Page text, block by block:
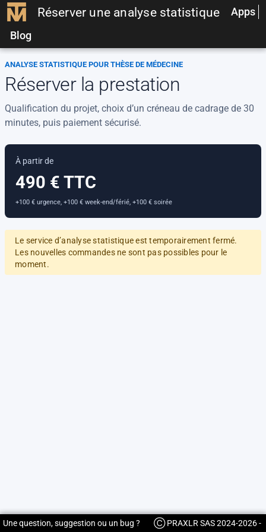
Réserver une analyse statistique
Apps
Blog
ANALYSE STATISTIQUE POUR THÈSE DE MÉDECINE
Réserver la prestation
Qualification du projet, choix d’un créneau de cadrage de 30
minutes, puis paiement sécurisé.
À partir de
490 € TTC
+100 € urgence, +100 € week-end/férié, +100 € soirée
Le service d’analyse statistique est temporairement fermé.
Les nouvelles commandes ne sont pas possibles pour le
moment.
Une question, suggestion ou un bug ?
Ⓒ PRAXLR SAS 2024-2026 -